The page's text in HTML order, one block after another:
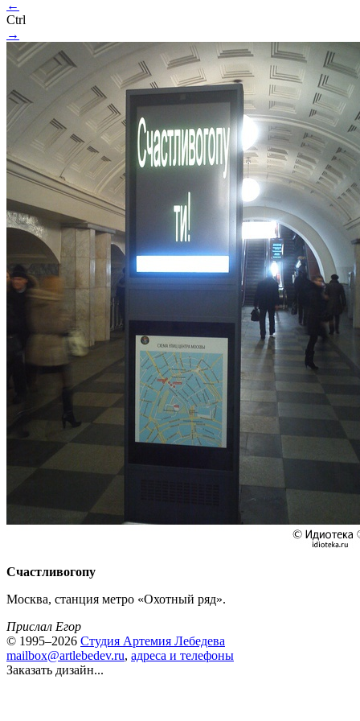
←
Ctrl
→
Счастливогопу
Москва, станция метро «Охотный ряд».
Прислал Егор
© 1995–2026 Студия Артемия Лебедева
mailbox@artlebedev.ru, адреса и телефоны
Заказать дизайн...